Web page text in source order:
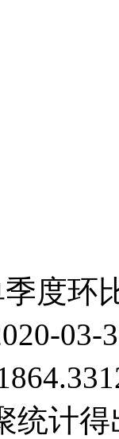
度环
03-
统计得